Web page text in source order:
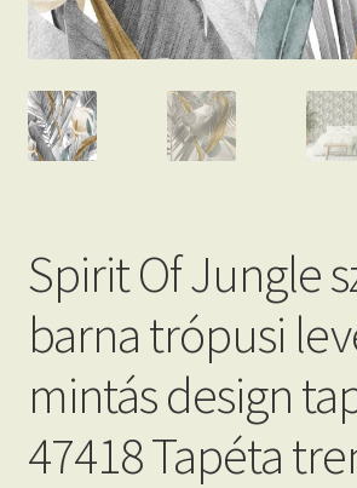
Spirit Of Jungle
barna trópusi
mintás design
47418 Tapéta